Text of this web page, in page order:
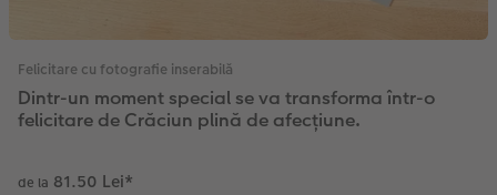
Felicitare cu fotografie inserabilă
Dintr-un moment special se va transforma într-o
felicitare de Crăciun plină de afecțiune.
de la 81.50 Lei*